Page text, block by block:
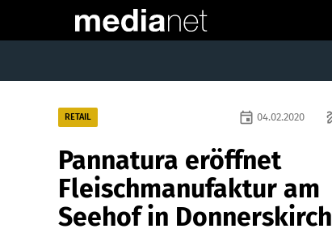
RETAIL event 04.02.2020
Pannatura eröffnet
Fleischmanufaktur am
Seehof in